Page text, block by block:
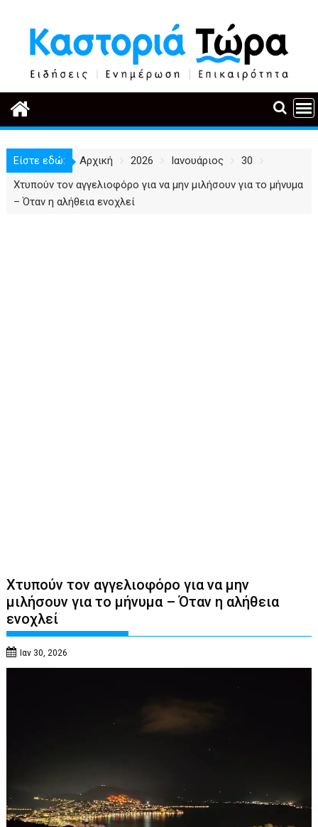
περιεχόμενο
Είστε εδώ: Αρχική 2026 Ιανουάριος
30
Χτυπούν τον αγγελιοφόρο για να μην μιλήσουν για το μήνυμα
– Όταν η αλήθεια ενοχλεί
Χτυπούν τον αγγελιοφόρο για να μην
μιλήσουν για το μήνυμα – Όταν η αλήθεια
ενοχλεί
Ιαν 30, 2026